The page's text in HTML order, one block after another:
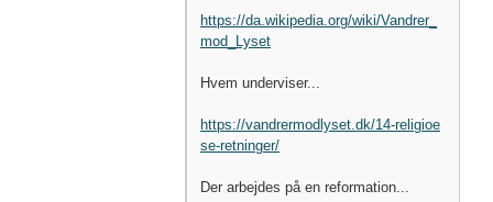
https://da.wikipedia.org/wiki/Vandrer_
mod_Lyset
Hvem underviser...
https://vandrermodlyset.dk/14-religioe
se-retninger/
Der arbejdes på en reformation...